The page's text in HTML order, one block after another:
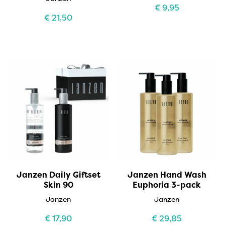
€21,50
€9,95
Janzen Daily Giftset
Skin 90
Janzen
€17,90
Janzen Hand Wash
Euphoria 3-pack
Janzen
€29,85